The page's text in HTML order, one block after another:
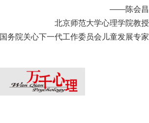
——陈会昌
北京师范大学心理学院教授
国务院关心下一代工作委员会儿童发展专家